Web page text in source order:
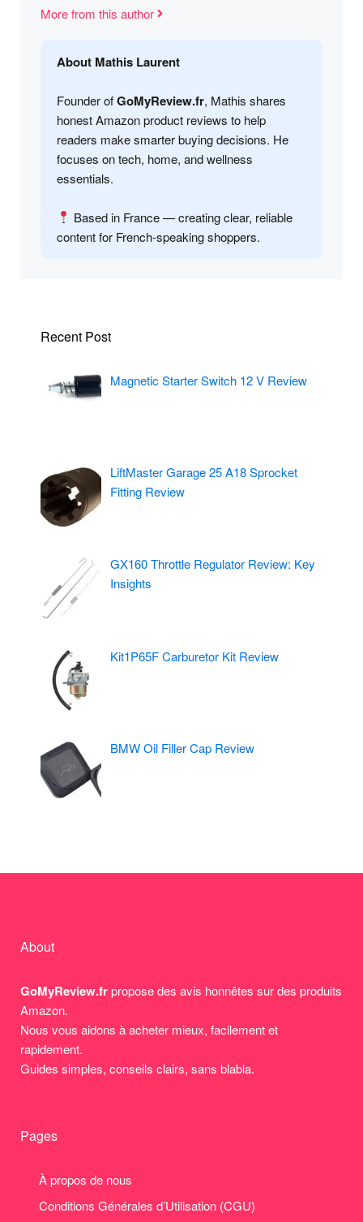
More from this author
About Mathis Laurent
Founder ofGoMyReview.fr, Mathis shares
honest Amazon product reviews to help
readers make smarter buying decisions. He
focuses on tech, home, and wellness
essentials.
Based in France — creating clear, reliable
content for French-speaking shoppers.
Recent Post
Magnetic Starter Switch 12 V Review
LiftMaster Garage 25 A18 Sprocket
Fitting Review
GX160 Throttle Regulator Review: Key
Insights
Kit1P65F Carburetor Kit Review
BMW Oil Filler Cap Review
About
GoMyReview.frpropose des avis honnêtes sur des produits
Amazon.
Nous vous aidons à acheter mieux, facilement et
rapidement.
Guides simples, conseils clairs, sans blabla.
Pages
À propos de nous
Conditions Générales d’Utilisation (CGU)